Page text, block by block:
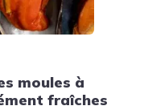
moules à
fraîches